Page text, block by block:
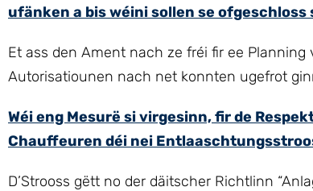
ufänken a bis wéini sollen se ofgeschloss
Et ass den Ament nach ze fréi fir ee
Autorisatiounen nach net konnten ugefrot
Wéi eng Mesurë si virgesinn, fir de
Chauffeuren déi nei
D’Strooss gëtt no der däitscher Richtlinn